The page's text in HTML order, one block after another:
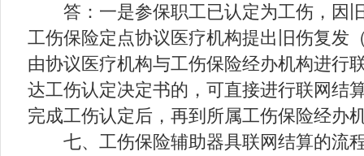
答：一是参保职工已认定为工伤，因
工伤保险定点协议医疗机构提出旧伤复发
由协议医疗机构与工伤保险经办机构进行
达工伤认定决定书的，可直接进行联网结
完成工伤认定后，再到所属工伤保险经办
七、工伤保险辅助器具联网结算的流